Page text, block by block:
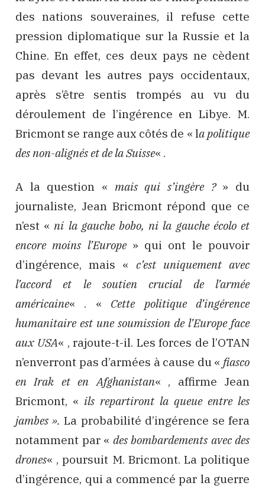
des nations souveraines, il refuse cette
pression diplomatique sur la Russie et la
Chine. En effet, ces deux pays ne cèdent
pas devant les autres pays occidentaux,
après s’être sentis trompés au vu du
déroulement de l’ingérence en Libye. M.
Bricmont se range aux côtés de « la politique
des non-alignés et de la Suisse« .
A la question « mais qui s’ingère ?» du
journaliste, Jean Bricmont répond que ce
n’est « ni la gauche bobo, ni la gauche écolo et
encore moins l’Europe» qui ont le pouvoir
d’ingérence, mais « c’est uniquement avec
l’accord et le soutien crucial de l’armée
américaine« . « Cette politique d’ingérence
humanitaire est une soumission de l’Europe face
aux USA« , rajoute-t-il. Les forces de l’OTAN
n’enverront pas d’armées à cause du « fiasco
en Irak et en Afghanistan« , affirme Jean
Bricmont, « ils repartiront la queue entre les
jambes ». La probabilité d’ingérence se fera
notamment par « des bombardements avec des
drones« , poursuit M. Bricmont. La politique
d’ingérence, qui a commencé par la guerre